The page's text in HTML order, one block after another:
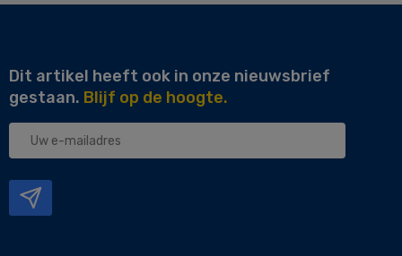
Dit artikel heeft ook in onze nieuwsbrief
gestaan. Blijf op de hoogte.
Uw